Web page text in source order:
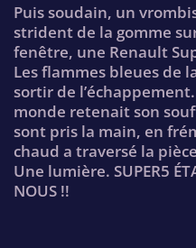
Puis soudain, un
strident de la gomme
fenêtre, une Renault
Les flammes bleues de
sortir de
monde retenait son
sont pris la main, en
chaud a traversé la
Une lumière. SUPER5
NOUS !!